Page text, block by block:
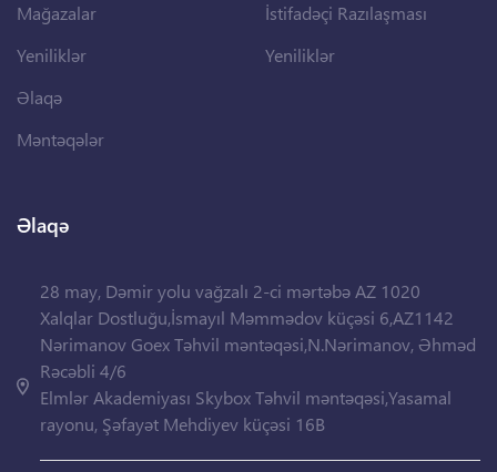
Mağazalar
Yeniliklər
Əlaqə
Məntəqələr
İstifadəçi Razılaşması
Yeniliklər
Əlaqə
28 may, Dəmir yolu vağzalı 2-ci mərtəbə AZ 1020
Xalqlar Dostluğu,İsmayıl Məmmədov küçəsi 6,AZ1142
Nərimanov Goex Təhvil məntəqəsi,N.Nərimanov, Əhməd
Rəcəbli 4/6
Elmlər Akademiyası Skybox Təhvil məntəqəsi,Yasamal
rayonu, Şəfayət Mehdiyev küçəsi 16B